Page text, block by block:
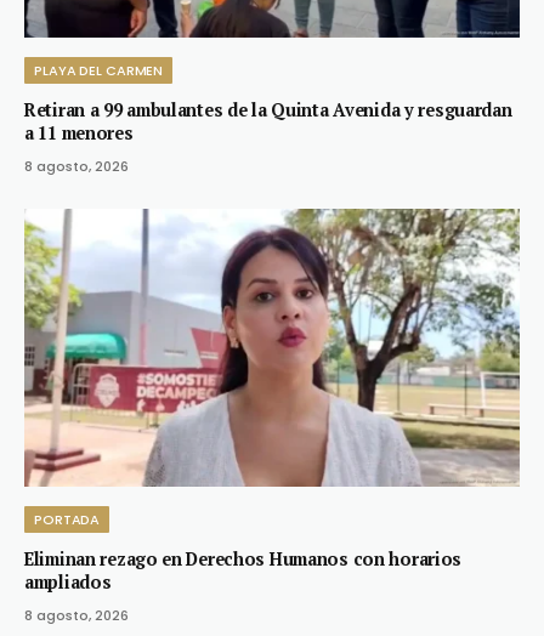
PLAYA DEL CARMEN
Retiran a 99 ambulantes de la Quinta Avenida y resguardan
a 11 menores
8 agosto, 2026
PORTADA
Eliminan rezago en Derechos Humanos con horarios
ampliados
8 agosto, 2026